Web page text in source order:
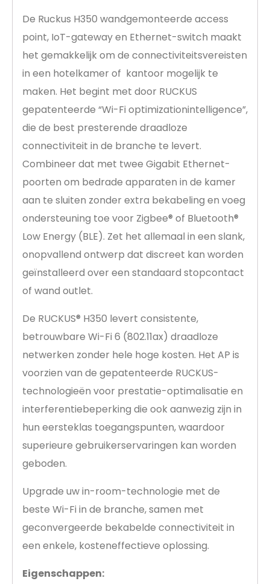
De Ruckus H350 wandgemonteerde access
point, IoT-gateway en Ethernet-switch maakt
het gemakkelijk om de connectiviteitsvereisten
in een hotelkamer of kantoor mogelijk te
maken. Het begint met door RUCKUS
gepatenteerde “Wi-Fi optimizationintelligence”,
die de best presterende draadloze
connectiviteit in de branche te levert.
Combineer dat met twee Gigabit Ethernet-
poorten om bedrade apparaten in de kamer
aan te sluiten zonder extra bekabeling en voeg
ondersteuning toe voor Zigbee® of Bluetooth®
Low Energy (BLE). Zet het allemaal in een slank,
onopvallend ontwerp dat discreet kan worden
geïnstalleerd over een standaard stopcontact
of wand outlet.
De RUCKUS® H350 levert consistente,
betrouwbare Wi-Fi 6 (802.11ax) draadloze
netwerken zonder hele hoge kosten. Het AP is
voorzien van de gepatenteerde RUCKUS-
technologieën voor prestatie-optimalisatie en
interferentiebeperking die ook aanwezig zijn in
hun eersteklas toegangspunten, waardoor
superieure gebruikerservaringen kan worden
geboden.
Upgrade uw in-room-technologie met de
beste Wi-Fi in de branche, samen met
geconvergeerde bekabelde connectiviteit in
een enkele, kosteneffectieve oplossing.
Eigenschappen: